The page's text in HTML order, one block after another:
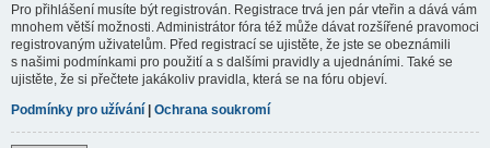
Pro přihlášení musíte být registrován. Registrace trvá jen pár vteřin a dává vám
mnohem větší možnosti. Administrátor fóra též může dávat rozšířené pravomoci
registrovaným uživatelům. Před registrací se ujistěte, že jste se obeznámili
s našimi podmínkami pro použití a s dalšími pravidly a ujednáními. Také se
ujistěte, že si přečtete jakákoliv pravidla, která se na fóru objeví.
Podmínky pro užívání | Ochrana soukromí